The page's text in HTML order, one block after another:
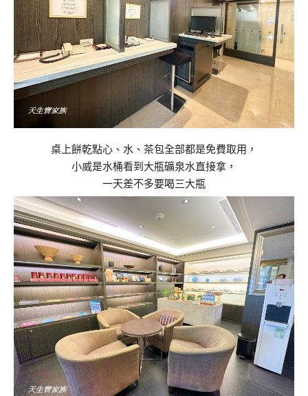
桌上餅乾點心、水、茶包全部都是免費取用，
小威是水桶看到大瓶礦泉水直接拿，
一天差不多要喝三大瓶